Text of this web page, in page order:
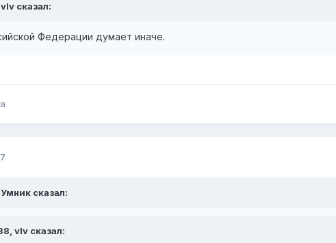
сказал:
Федерации думает иначе.
сказал:
vIv сказал: